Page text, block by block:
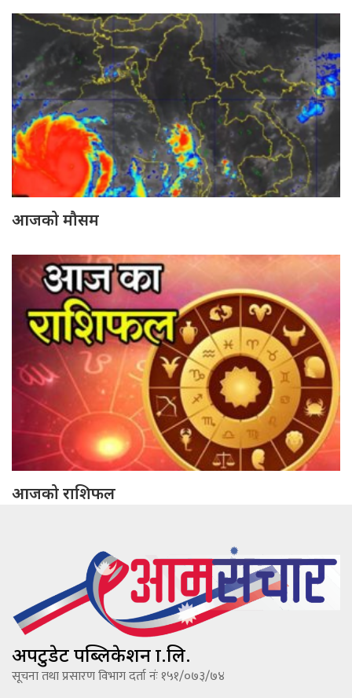
आजको मौसम
आजको राशिफल
अपटुडेट पब्लिकेशन प्रा.लि.
सूचना तथा प्रसारण विभाग दर्ता नंः १५१/०७३/७४